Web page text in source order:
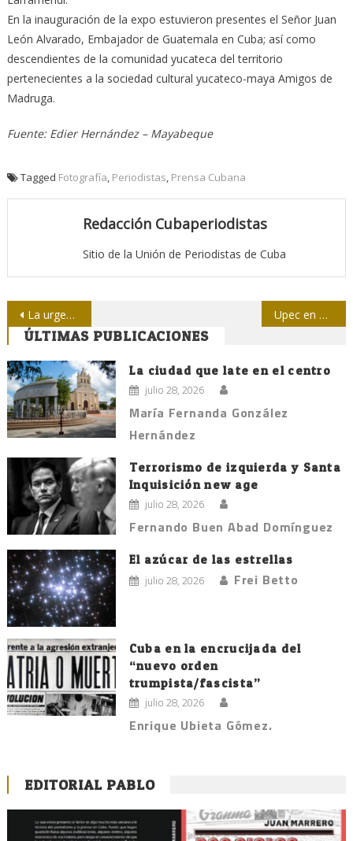
En la inauguración de la expo estuvieron presentes el Señor Juan
León Alvarado, Embajador de Guatemala en Cuba; así como
descendientes de la comunidad yucateca del territorio
pertenecientes a la sociedad cultural yucateco-maya Amigos de
Madruga.
Fuente: Edier Hernández – Mayabeque
Tagged Fotografía, Periodistas, Prensa Cubana
Redacción Cubaperiodistas
Sitio de la Unión de Periodistas de Cuba
Navegación
de
entradas
La urgencia de pensar la comunicación política Upec en Las Tunas: Días de mover pensamiento y reconocer la obra anterior
ÚLTIMAS PUBLICACIONES
La ciudad que late en el centro
julio 28, 2026
María Fernanda González
Hernández
Terrorismo de izquierda y Santa
Inquisición new age
julio 28, 2026
Fernando Buen Abad Domínguez
El azúcar de las estrellas
julio 28, 2026 Frei Betto
Cuba en la encrucijada del
“nuevo orden
trumpista/fascista”
julio 28, 2026
Enrique Ubieta Gómez.
EDITORIAL PABLO